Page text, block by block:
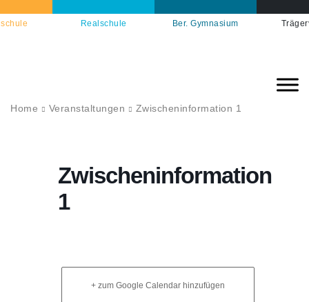
Realschule Ber. Gymnasium
Home Veranstaltungen Zwischeninformation 1
Zwischeninformation
1
+ zum Google Calendar hinzufügen